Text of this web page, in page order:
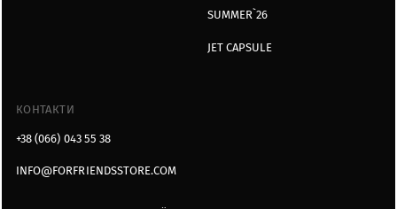
КОНТАКТИ
+38 (066) 043 55 38
INFO@FORFRIENDSSTORE.COM
SUMMER`26
JET CAPSULE